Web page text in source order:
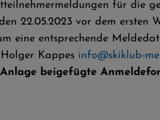
für die gesamte
dem ersten
Meldedatei
info@skiklub-
beigefügte